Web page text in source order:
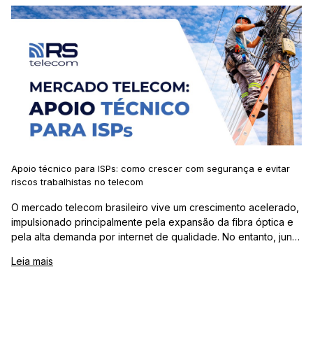
Apoio técnico para ISPs: como crescer com segurança e evitar
riscos trabalhistas no telecom
O mercado telecom brasileiro vive um crescimento acelerado,
impulsionado principalmente pela expansão da fibra óptica e
pela alta demanda por internet de qualidade. No entanto, junto
especialmen
Leia mais